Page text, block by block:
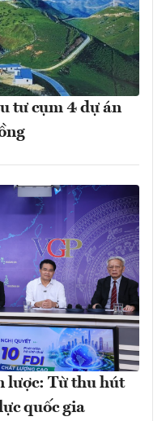
tư cụm 4 dự án
lược: Từ thu hút
quốc gia